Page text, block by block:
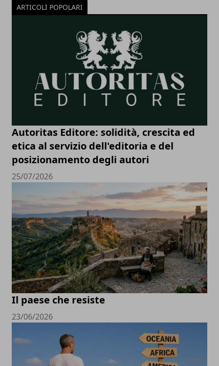
ARTICOLI POPOLARI
Autoritas Editore: solidità, crescita ed
etica al servizio dell'editoria e del
posizionamento degli autori
25/07/2026
Il paese che resiste
23/06/2026